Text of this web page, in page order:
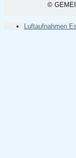
©
Luftaufnahmen